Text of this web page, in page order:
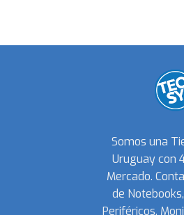
Somos una
Uruguay con
Mercado.
de
Periféricos,